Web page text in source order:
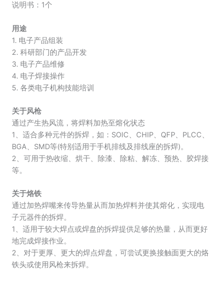
说明书：1个
用途
1. 电子产品组装
2. 科研部门的产品开发
3. 电子产品维修
4. 电子焊接操作
5. 各类电子机构技能培训
关于风枪
通过产生热风流，将焊料加热至熔化状态
1、适合多种元件的拆焊，如：SOIC、CHIP、QFP、PLCC、
BGA、SMD等(特别适用于手机排线及排线座的拆焊)。
2、可用于热收缩、烘干、除漆、除粘、解冻、预热、胶焊接
等。
关于烙铁
通过加热焊嘴来传导热量从而加热焊料并使其熔化，实现电
子元器件的拆焊。
1、适用于较大焊点或焊盘的拆焊提供足够的热量，从而更好
地完成焊接作业。
2、对于更厚、更大的焊点焊盘，可尝试更换接触面更大的烙
铁头或使用风枪来拆焊。